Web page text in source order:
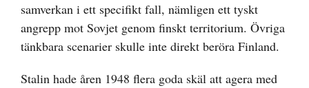
samverkan i ett specifikt fall, nämligen ett tyskt
angrepp mot Sovjet genom finskt territorium. Övriga
tänkbara scenarier skulle inte direkt beröra Finland.
Stalin hade åren 1948 flera goda skäl att agera med